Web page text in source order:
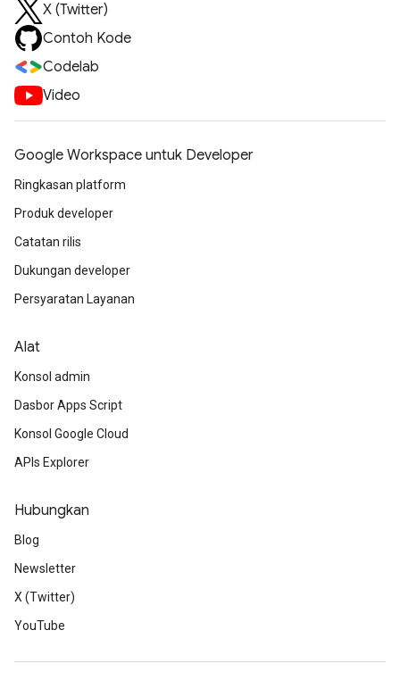
X (Twitter)
Contoh Kode
Codelab
Video
Google Workspace untuk Developer
Ringkasan platform
Produk developer
Catatan rilis
Dukungan developer
Persyaratan Layanan
Alat
Konsol admin
Dasbor Apps Script
Konsol Google Cloud
APIs Explorer
Hubungkan
Blog
Newsletter
X (Twitter)
YouTube